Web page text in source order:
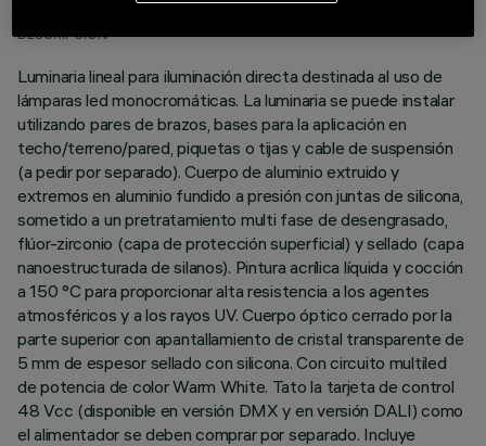
DESCRIPCIÓN
Luminaria lineal para iluminación directa destinada al uso de
lámparas led monocromáticas. La luminaria se puede instalar
utilizando pares de brazos, bases para la aplicación en
techo/terreno/pared, piquetas o tijas y cable de suspensión
(a pedir por separado). Cuerpo de aluminio extruido y
extremos en aluminio fundido a presión con juntas de silicona,
sometido a un pretratamiento multi fase de desengrasado,
flúor-zirconio (capa de protección superficial) y sellado (capa
nanoestructurada de silanos). Pintura acrílica líquida y cocción
a 150 °C para proporcionar alta resistencia a los agentes
atmosféricos y a los rayos UV. Cuerpo óptico cerrado por la
parte superior con apantallamiento de cristal transparente de
5 mm de espesor sellado con silicona. Con circuito multiled
de potencia de color Warm White. Tato la tarjeta de control
48 Vcc (disponible en versión DMX y en versión DALI) como
el alimentador se deben comprar por separado. Incluye